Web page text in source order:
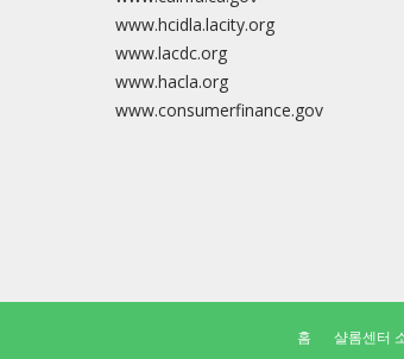
www.hcidla.lacity.org
www.lacdc.org
www.hacla.org
www.consumerfinance.gov
홈 샬롬센터